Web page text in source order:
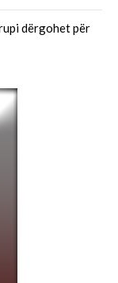
dërgohet për